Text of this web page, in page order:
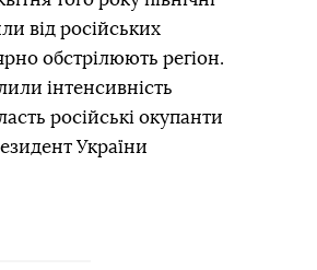
від російських
обстрілюють регіон.
інтенсивність
російські окупанти
України